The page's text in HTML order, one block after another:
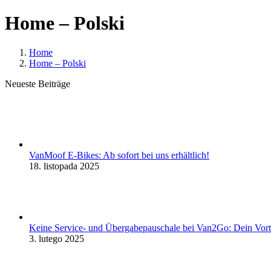
Home – Polski
Home
Home – Polski
Neueste Beiträge
VanMoof E-Bikes: Ab sofort bei uns erhältlich!
18. listopada 2025
Keine Service- und Übergabepauschale bei Van2Go: Dein
3. lutego 2025